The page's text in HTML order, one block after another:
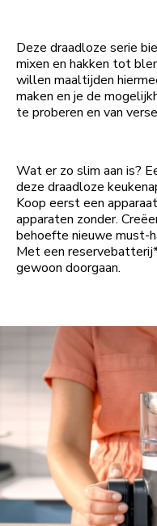
Deze draadloze serie
mixen en hakken tot
willen maaltijden
maken en je de
te proberen en van
Wat er zo slim aan is?
deze draadloze
Koop eerst een
apparaten zonder.
behoefte nieuwe must-
Met een
gewoon doorgaan.